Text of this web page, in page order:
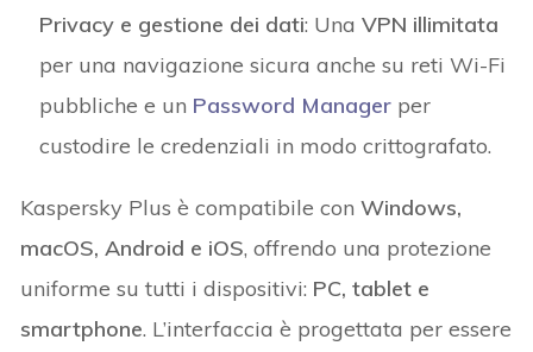
Privacy e gestione dei dati: UnaVPN illimitata
per una navigazione sicura anche su reti Wi-Fi
pubbliche e un Password Manager per
custodire le credenziali in modo crittografato.
Kaspersky Plus è compatibile conWindows,
macOS, Android e iOS, offrendo una protezione
uniforme su tutti i dispositivi: PC, tablet e
smartphone. L’interfaccia è progettata per essere